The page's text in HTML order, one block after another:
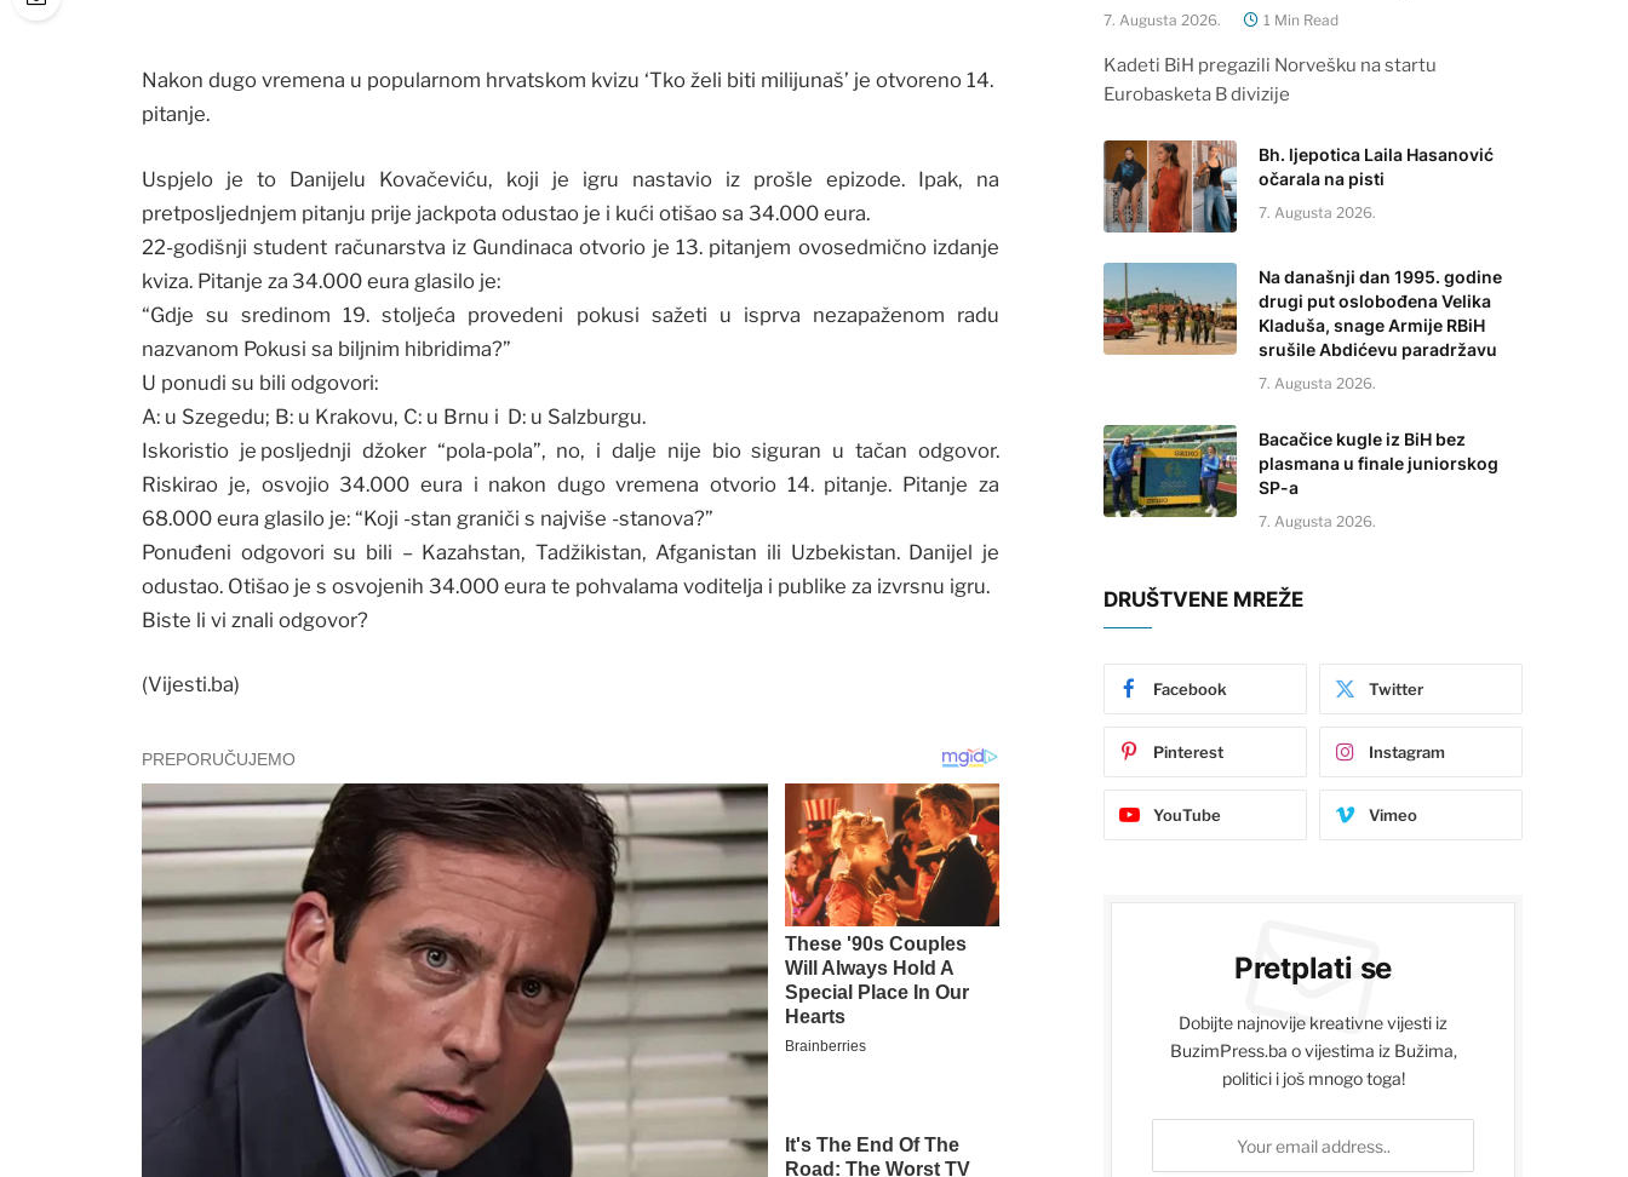
Nakon dugo vremena u popularnom hrvatskom kvizu ‘Tko želi biti milijunaš’ je otvoreno 14.
pitanje.
Uspjelo je to Danijelu Kovačeviću, koji je igru nastavio iz prošle epizode. Ipak, na
pretposljednjem pitanju prije jackpota odustao je i kući otišao sa 34.000 eura.
22-godišnji student računarstva iz Gundinaca otvorio je 13. pitanjem ovosedmično izdanje
kviza. Pitanje za 34.000 eura glasilo je:
“Gdje su sredinom 19. stoljeća provedeni pokusi sažeti u isprva nezapaženom radu
nazvanom Pokusi sa biljnim hibridima?”
U ponudi su bili odgovori:
A: u Szegedu; B: u Krakovu, C: u Brnu i D: u Salzburgu.
Iskoristio je posljednji džoker “pola-pola”, no, i dalje nije bio siguran u tačan odgovor.
Riskirao je, osvojio 34.000 eura i nakon dugo vremena otvorio 14. pitanje. Pitanje za
68.000 eura glasilo je: “Koji -stan graniči s najviše -stanova?”
Ponuđeni odgovori su bili – Kazahstan, Tadžikistan, Afganistan ili Uzbekistan. Danijel je
odustao. Otišao je s osvojenih 34.000 eura te pohvalama voditelja i publike za izvrsnu igru.
Biste li vi znali odgovor?
(Vijesti.ba)
7. Augusta 2026. 1 Min Read
Kadeti BiH pregazili Norvešku na startu
Eurobasketa B divizije
Bh. ljepotica Laila Hasanović
očarala na pisti
7. Augusta 2026.
Na današnji dan 1995. godine
drugi put oslobođena Velika
Kladuša, snage Armije RBiH
srušile Abdićevu paradržavu
7. Augusta 2026.
Bacačice kugle iz BiH bez
plasmana u finale juniorskog
SP-a
7. Augusta 2026.
DRUŠTVENE MREŽE
Facebook Twitter
Pinterest Instagram
YouTube Vimeo
Pretplati se
Dobijte najnovije kreativne vijesti iz
BuzimPress.ba o vijestima iz Bužima,
politici i još mnogo toga!